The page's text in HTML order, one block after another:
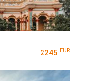
2245 EUR